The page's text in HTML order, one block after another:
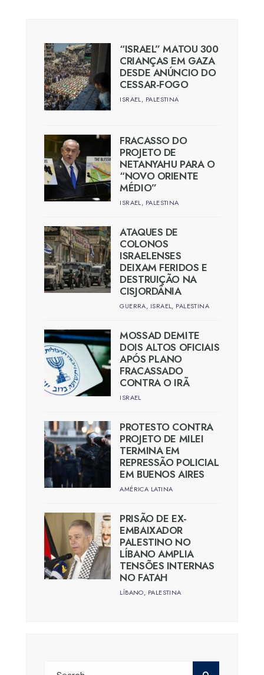
“ISRAEL” MATOU 300
CRIANÇAS EM GAZA
DESDE ANÚNCIO DO
CESSAR-FOGO
ISRAEL, PALESTINA
FRACASSO DO
PROJETO DE
NETANYAHU PARA O
“NOVO ORIENTE
MÉDIO”
ISRAEL, PALESTINA
ATAQUES DE
COLONOS
ISRAELENSES
DEIXAM FERIDOS E
DESTRUIÇÃO NA
CISJORDÂNIA
GUERRA, ISRAEL, PALESTINA
MOSSAD DEMITE
DOIS ALTOS OFICIAIS
APÓS PLANO
FRACASSADO
CONTRA O IRÃ
ISRAEL
PROTESTO CONTRA
PROJETO DE MILEI
TERMINA EM
REPRESSÃO POLICIAL
EM BUENOS AIRES
AMÉRICA LATINA
PRISÃO DE EX-
EMBAIXADOR
PALESTINO NO
LÍBANO AMPLIA
TENSÕES INTERNAS
NO FATAH
LÍBANO, PALESTINA